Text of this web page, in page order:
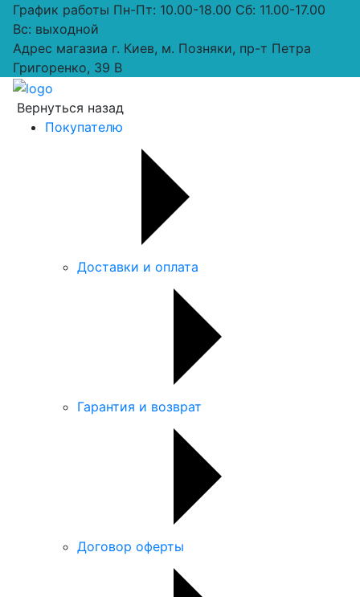
График работы Пн-Пт: 10.00-18.00 Сб: 11.00-17.00
Вс: выходной
Адрес магазиа г. Киев, м. Позняки, пр-т Петра
Григоренко, 39 В
Вернуться назад
Покупателю
Доставки и оплата
Гарантия и возврат
Договор оферты